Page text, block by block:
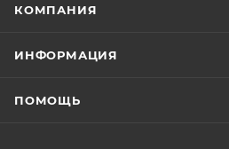
КОМПАНИЯ
ИНФОРМАЦИЯ
ПОМОЩЬ